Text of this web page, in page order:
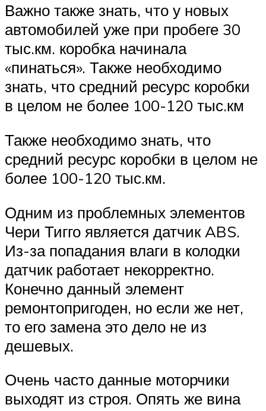
Важно также знать, что у новых
автомобилей уже при пробеге 30
тыс.км. коробка начинала
«пинаться». Также необходимо
знать, что средний ресурс коробки
в целом не более 100-120 тыс.км
Также необходимо знать, что
средний ресурс коробки в целом не
более 100-120 тыс.км.
Одним из проблемных элементов
Чери Тигго является датчик ABS.
Из-за попадания влаги в колодки
датчик работает некорректно.
Конечно данный элемент
ремонтопригоден, но если же нет,
то его замена это дело не из
дешевых.
Очень часто данные моторчики
выходят из строя. Опять же вина